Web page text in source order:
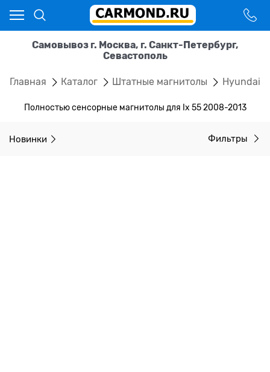
Самовывоз г. Москва, г. Санкт-Петербург,
Севастополь
Главная Каталог Штатные магнитолы Hyundai
Полностью сенсорные магнитолы для Ix 55 2008-2013
Новинки Фильтры